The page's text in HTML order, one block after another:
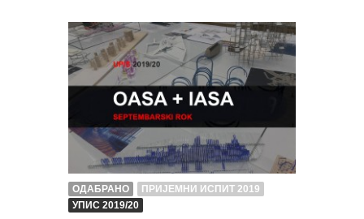
ОДАБРАНО
ПРИЈЕМНИ ИСПИТ 2019
УПИС 2019/20